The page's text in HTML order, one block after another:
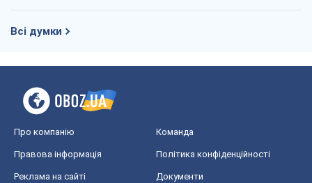
Всі думки
Про компанію Команда
Правова інформація Політика конфіденційності
Реклама на сайті Документи